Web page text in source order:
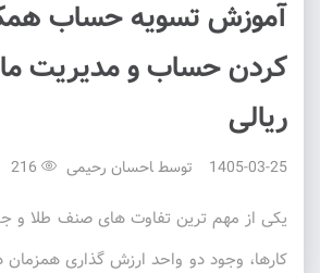
آموزش تسویه حساب
کردن حساب و مدیریت
ریالی
1405-03-25 توسط احسان رحیمی
یکی از مهم ترین تفاوت های صنف طلا و
کارها، وجود دو واحد ارزش گذاری